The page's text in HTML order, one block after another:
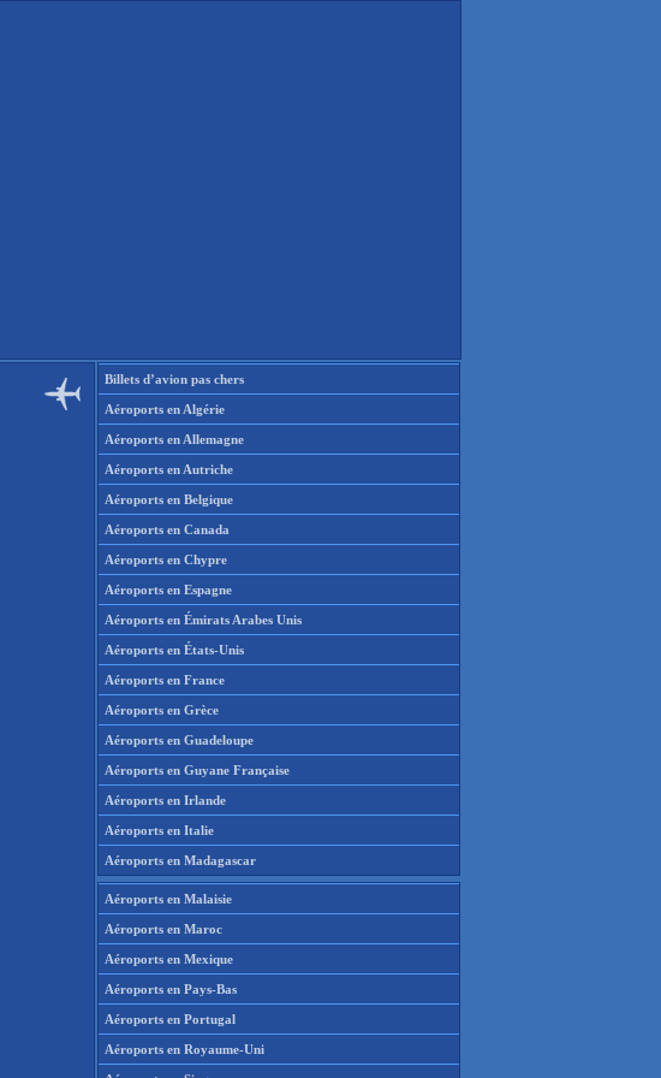
Billets d’avion pas chers
Aéroports en Algérie
Aéroports en Allemagne
Aéroports en Autriche
Aéroports en Belgique
Aéroports en Canada
Aéroports en Chypre
Aéroports en Espagne
Aéroports en Émirats Arabes Unis
Aéroports en États-Unis
Aéroports en France
Aéroports en Grèce
Aéroports en Guadeloupe
Aéroports en Guyane Française
Aéroports en Irlande
Aéroports en Italie
Aéroports en Madagascar
Aéroports en Malaisie
Aéroports en Maroc
Aéroports en Mexique
Aéroports en Pays-Bas
Aéroports en Portugal
Aéroports en Royaume-Uni